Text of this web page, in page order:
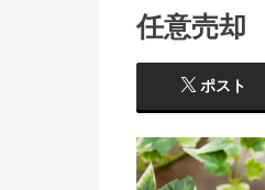
任意売却
ポスト